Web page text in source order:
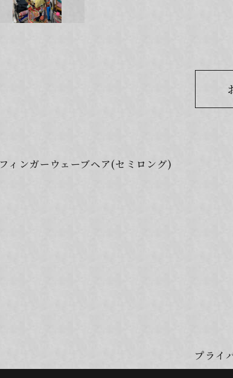
フィンガーウェーブヘア(セミロング)
プライ